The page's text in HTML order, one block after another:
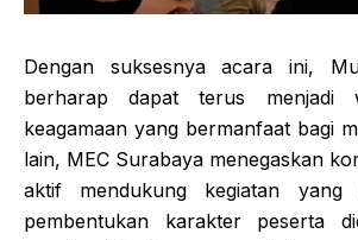
Dengan suksesnya acara ini,
berharap dapat terus menjadi
keagamaan yang bermanfaat bagi
lain, MEC Surabaya menegaskan
aktif mendukung kegiatan yang
pembentukan karakter peserta